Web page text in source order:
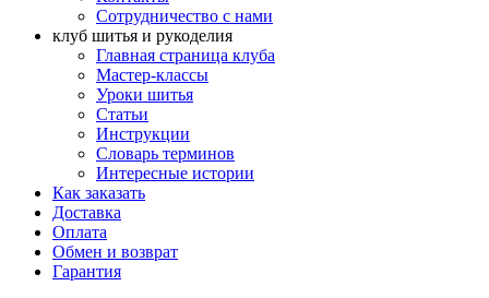
Сотрудничество с нами
клуб шитья и рукоделия
Главная страница клуба
Мастер-классы
Уроки шитья
Статьи
Инструкции
Словарь терминов
Интересные истории
Как заказать
Доставка
Оплата
Обмен и возврат
Гарантия